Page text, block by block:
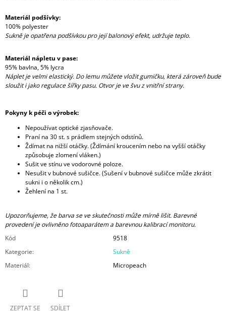
Materiál podšívky:
100% polyester
Sukně je opatřena podšívkou pro její balonový efekt, udržuje teplo.
Materiál nápletu v pase:
95% bavlna, 5% lycra
Náplet je velmi elastický. Do lemu můžete vložit gumičku, která zároveň bude
sloužit i jako regulace šířky pasu. Otvor je ve švu z vnitřní strany.
Pokyny k péči o výrobek:
Nepoužívat optické zjasňovače.
Praní na 30 st. s prádlem stejných odstínů.
Ždímat na nižší otáčky. (Ždímání kroucením nebo na vyšší otáčky
způsobuje zlomení vláken.)
Sušit ve stínu ve vodorovné poloze.
Nesušit v bubnové sušičce. (Sušení v bubnové sušičce může zkrátit
sukni i o několik cm.)
Žehlení na 1 st.
Upozorňujeme, že barva se ve skutečnosti může mírně lišit. Barevné
provedení je ovlivněno fotoaparátem a barevnou kalibrací monitoru.
Kód
9518
Kategorie:
Sukně
Materiál: Micropeach
ZEPTAT SE SDÍLET